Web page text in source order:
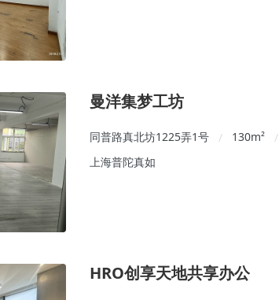
曼洋集梦工坊
同普路真北坊1225弄1号 / 130m² /
上海普陀真如
HRO创享天地共享办公